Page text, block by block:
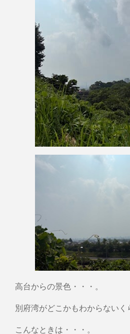
高台からの景色・・・。
別府湾がどこかもわからないく
こんなときは・・・。